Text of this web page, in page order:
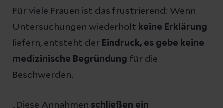
Für viele Frauen ist das frustrierend: Wenn
Untersuchungen wiederholt keine Erklärung
liefern, entsteht der Eindruck, es gebe keine
medizinische Begründung für die
Beschwerden.
„Diese Annahmen schließen ein